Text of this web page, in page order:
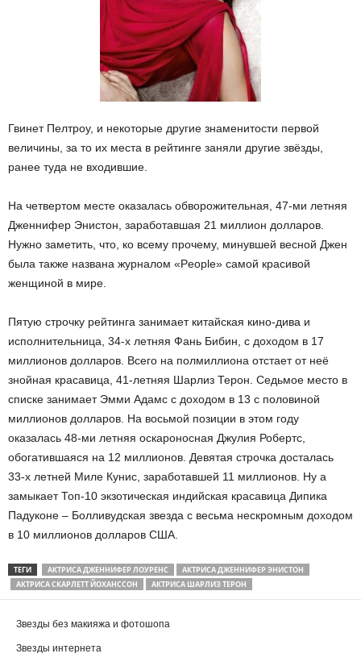
Гвинет Пелтроу, и некоторые другие знаменитости первой
величины, за то их места в рейтинге заняли другие звёзды,
ранее туда не входившие.
На четвертом месте оказалась обворожительная, 47-ми летняя
Дженнифер Энистон, заработавшая 21 миллион долларов.
Нужно заметить, что, ко всему прочему, минувшей весной Джен
была также названа журналом «People» самой красивой
женщиной в мире.
Пятую строчку рейтинга занимает китайская кино-дива и
исполнительница, 34-х летняя Фань Бибин, с доходом в 17
миллионов долларов. Всего на полмиллиона отстает от неё
знойная красавица, 41-летняя Шарлиз Терон. Седьмое место в
списке занимает Эмми Адамс с доходом в 13 с половиной
миллионов долларов. На восьмой позиции в этом году
оказалась 48-ми летняя оскароносная Джулия Робертс,
обогатившаяся на 12 миллионов. Девятая строчка досталась
33-х летней Миле Кунис, заработавшей 11 миллионов. Ну а
замыкает Топ-10 экзотическая индийская красавица Дипика
Падуконе – Болливудская звезда с весьма нескромным доходом
в 10 миллионов долларов США.
ТЕГИ АКТРИСА ДЖЕННИФЕР ЛОУРЕНС
АКТРИСА ДЖЕННИФЕР ЭНИСТОН
АКТРИСА СКАРЛЕТТ ЙОХАНССОН
АКТРИСА ШАРЛИЗ ТЕРОН
Звезды без макияжа и фотошопа
Звезды интернета